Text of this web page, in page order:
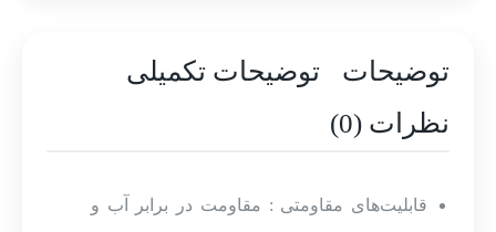
توضیحات
توضیحات تکمیلی
نظرات (0)
قابلیت‌های مقاومتی : مقاومت در برابر آب و